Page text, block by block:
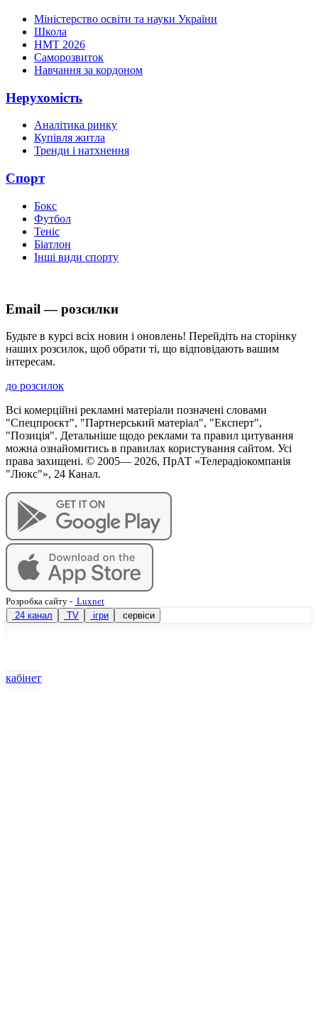
Міністерство освіти та науки України
Школа
НМТ 2026
Саморозвиток
Навчання за кордоном
Нерухомість
Аналітика ринку
Купівля житла
Тренди і натхнення
Спорт
Бокс
Футбол
Теніс
Біатлон
Інші види спорту
Email — розсилки
Будьте в курсі всіх новин і оновлень! Перейдіть на сторінку
наших розсилок, щоб обрати ті, що відповідають вашим
інтересам.
до розсилок
Всі комерційні рекламні матеріали позначені словами
"Спецпроєкт", "Партнерський матеріал", "Експерт",
"Позиція". Детальніше щодо реклами та правил цитування
можна ознайомитись в правилах користування сайтом. Усі
права захищені. © 2005— 2026, ПрАТ «Телерадіокомпанія
"Люкс"», 24 Канал.
Розробка сайту - Luxnet
24 канал
TV ігри сервіси
кабінет